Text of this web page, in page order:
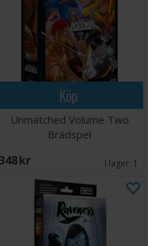
Köp
Unmatched Volume Two
Brädspel
SEK I lager: 1